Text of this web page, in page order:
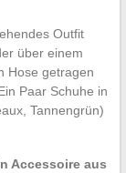
Outfit
über einem
Hose getragen
Paar Schuhe in
Tannengrün)
Accessoire aus